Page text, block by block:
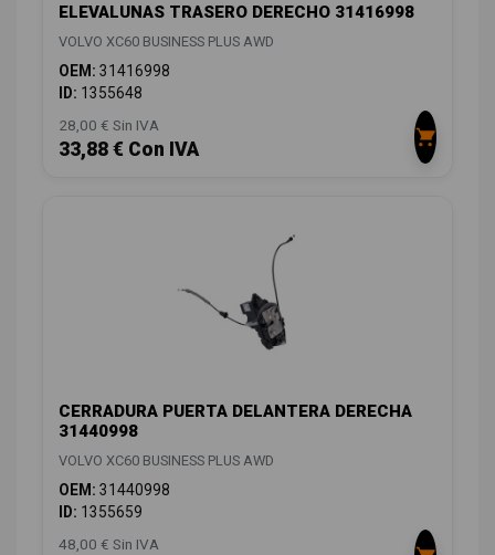
ELEVALUNAS TRASERO DERECHO 31416998
VOLVO XC60 BUSINESS PLUS AWD
OEM: 31416998
ID: 1355648
28,00 € Sin IVA
33,88 € Con IVA
CERRADURA PUERTA DELANTERA DERECHA
31440998
VOLVO XC60 BUSINESS PLUS AWD
OEM: 31440998
ID: 1355659
48,00 € Sin IVA